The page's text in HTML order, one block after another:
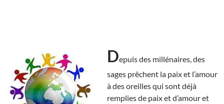
Depuis des millénaires, des
sages prêchent la paix et l’amour
à des oreilles qui sont déjà
remplies de paix et d’amour et